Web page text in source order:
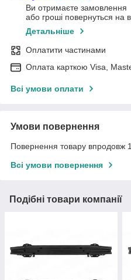
Ви отримаєте замовлення
або гроші повернуться на
Детальніше
Оплатити частинами
Оплата карткою Visa,
Всі умови оплати
Умови повернення
Повернення товару впродовж
Всі умови повернення
Подібні товари компанії